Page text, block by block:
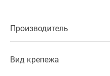
Производитель
Вид крепежа